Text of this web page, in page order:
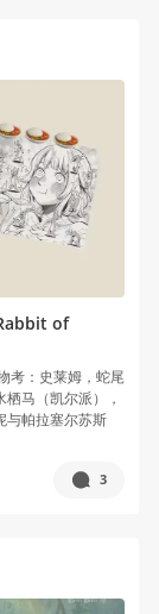
of
考：史莱姆，蛇尾
马（凯尔派），
与帕拉塞尔苏斯
3